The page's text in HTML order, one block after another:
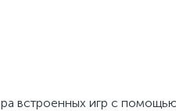
встроенных игр с